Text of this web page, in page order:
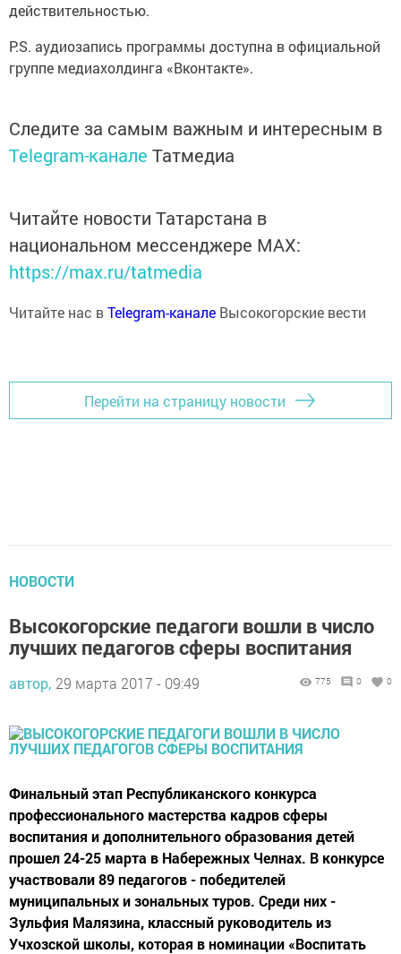
действительностью.
P.S. аудиозапись программы доступна в официальной
группе медиахолдинга «Вконтакте».
Следите за самым важным и интересным в
Telegram-канале Татмедиа
Читайте новости Татарстана в
национальном мессенджере MАХ:
https://max.ru/tatmedia
Читайте нас вTelegram-канале Высокогорские вести
Перейти на страницу новости
НОВОСТИ
Высокогорские педагоги вошли в число
лучших педагогов сферы воспитания
автор, 29 марта 2017 - 09:49 775 0 0
Финальный этап Республиканского конкурса
профессионального мастерства кадров сферы
воспитания и дополнительного образования детей
прошел 24-25 марта в Набережных Челнах. В конкурсе
участвовали 89 педагогов - победителей
муниципальных и зональных туров. Среди них -
Зульфия Малязина, классный руководитель из
Учхозской школы, которая в номинации «Воспитать